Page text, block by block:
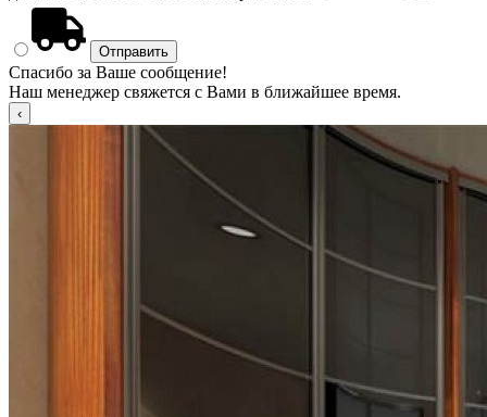
Спасибо за Ваше сообщение!
Наш менеджер свяжется с Вами в ближайшее время.